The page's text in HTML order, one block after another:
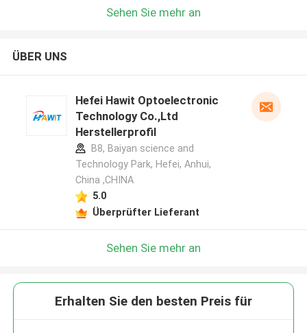
Sehen Sie mehr an
ÜBER UNS
Hefei Hawit Optoelectronic
Technology Co.,Ltd
Herstellerprofil
B8, Baiyan science and
Technology Park, Hefei, Anhui,
China ,CHINA
5.0
Überprüfter Lieferant
Sehen Sie mehr an
Erhalten Sie den besten Preis für